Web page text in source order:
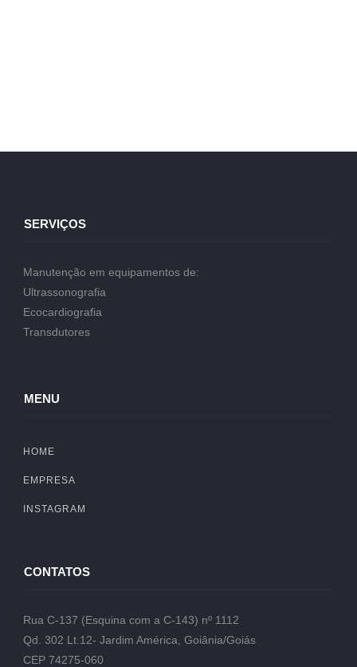
SERVIÇOS
Manutenção em equipamentos de:
Ultrassonografia
Ecocardiografia
Transdutores
MENU
HOME
EMPRESA
INSTAGRAM
CONTATOS
Rua C-137 (Esquina com a C-143) nº 1112
Qd. 302 Lt.12- Jardim América, Goiânia/Goiás
CEP 74275-060